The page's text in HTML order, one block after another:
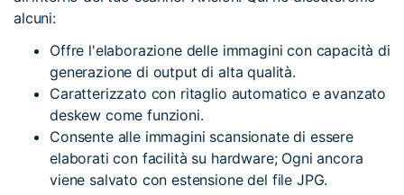
alcuni:
Offre l'elaborazione delle immagini con capacità di
generazione di output di alta qualità.
Caratterizzato con ritaglio automatico e avanzato
deskew come funzioni.
Consente alle immagini scansionate di essere
elaborati con facilità su hardware; Ogni ancora
viene salvato con estensione del file JPG.